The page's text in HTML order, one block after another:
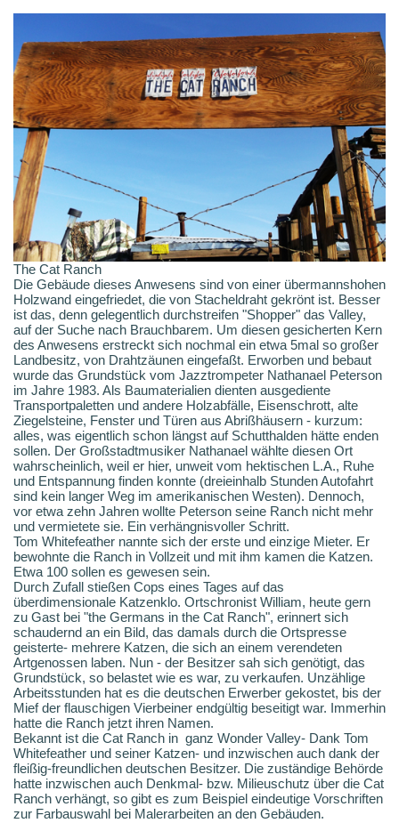
The Cat Ranch
Die Gebäude dieses Anwesens sind von einer übermannshohen
Holzwand eingefriedet, die von Stacheldraht gekrönt ist. Besser
ist das, denn gelegentlich durchstreifen "Shopper" das Valley,
auf der Suche nach Brauchbarem. Um diesen gesicherten Kern
des Anwesens erstreckt sich nochmal ein etwa 5mal so großer
Landbesitz, von Drahtzäunen eingefaßt. Erworben und bebaut
wurde das Grundstück vom Jazztrompeter Nathanael Peterson
im Jahre 1983. Als Baumaterialien dienten ausgediente
Transportpaletten und andere Holzabfälle, Eisenschrott, alte
Ziegelsteine, Fenster und Türen aus Abrißhäusern - kurzum:
alles, was eigentlich schon längst auf Schutthalden hätte enden
sollen. Der Großstadtmusiker Nathanael wählte diesen Ort
wahrscheinlich, weil er hier, unweit vom hektischen L.A., Ruhe
und Entspannung finden konnte (dreieinhalb Stunden Autofahrt
sind kein langer Weg im amerikanischen Westen). Dennoch,
vor etwa zehn Jahren wollte Peterson seine Ranch nicht mehr
und vermietete sie. Ein verhängnisvoller Schritt.
Tom Whitefeather nannte sich der erste und einzige Mieter. Er
bewohnte die Ranch in Vollzeit und mit ihm kamen die Katzen.
Etwa 100 sollen es gewesen sein.
Durch Zufall stießen Cops eines Tages auf das
überdimensionale Katzenklo. Ortschronist William, heute gern
zu Gast bei "the Germans in the Cat Ranch", erinnert sich
schaudernd an ein Bild, das damals durch die Ortspresse
geisterte- mehrere Katzen, die sich an einem verendeten
Artgenossen laben. Nun - der Besitzer sah sich genötigt, das
Grundstück, so belastet wie es war, zu verkaufen. Unzählige
Arbeitsstunden hat es die deutschen Erwerber gekostet, bis der
Mief der flauschigen Vierbeiner endgültig beseitigt war. Immerhin
hatte die Ranch jetzt ihren Namen.
Bekannt ist die Cat Ranch in ganz Wonder Valley- Dank Tom
Whitefeather und seiner Katzen- und inzwischen auch dank der
fleißig-freundlichen deutschen Besitzer. Die zuständige Behörde
hatte inzwischen auch Denkmal- bzw. Milieuschutz über die Cat
Ranch verhängt, so gibt es zum Beispiel eindeutige Vorschriften
zur Farbauswahl bei Malerarbeiten an den Gebäuden.